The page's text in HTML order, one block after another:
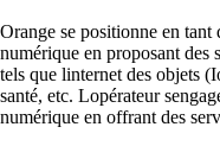
Orange se positionne en
numérique en proposant des
tels que linternet des objets
santé, etc. Lopérateur
numérique en offrant des